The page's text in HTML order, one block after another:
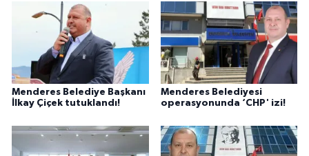
Menderes Belediye Başkanı
İlkay Çiçek tutuklandı!
Menderes Belediyesi
operasyonunda ‘CHP' izi!